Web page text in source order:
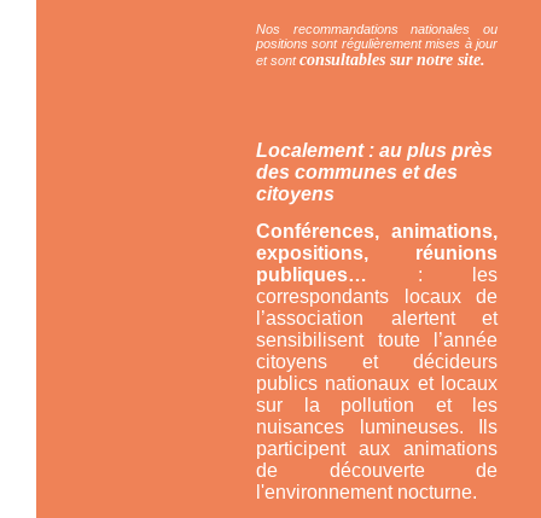
Nos recommandations nationales ou
positions sont régulièrement mises à jour
et sontconsultables sur notre site.
Localement : au plus près
des communes et des
citoyens
Conférences, animations,
expositions, réunions
publiques… : les
correspondants locaux de
l’association alertent et
sensibilisent toute l’année
citoyens et décideurs
publics nationaux et locaux
sur la pollution et les
nuisances lumineuses. Ils
participent aux animations
de découverte de
l'environnement nocturne.